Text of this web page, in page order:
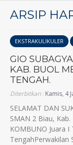
ARSIP
EKSTRAKULIKULER
GIO
KAB. BUOL
TENGAH.
Diterbitkan :Kamis, 4
SELAMAT DAN
SMAN 2 Biau,
KOMBUNO Juara
TengahPerwakilan